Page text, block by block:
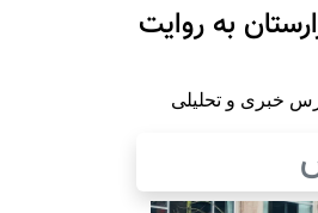
به روایت
خبری و تحلیلی